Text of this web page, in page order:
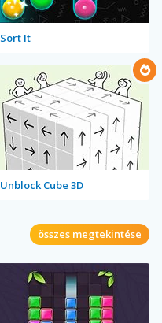
Sort It
Unblock Cube 3D
összes megtekintése